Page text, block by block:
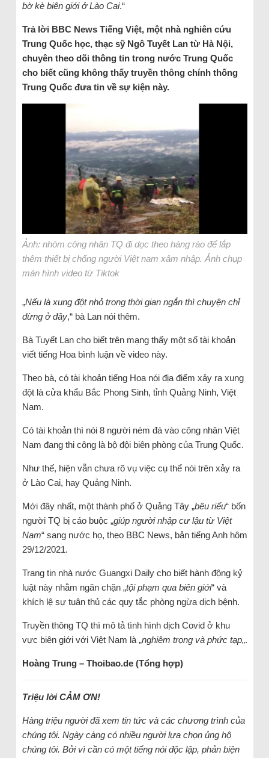
bờ kè biên giới ở Lào Cai.“
Trả lời BBC News Tiếng Việt, một nhà nghiên cứu
Trung Quốc học, thạc sỹ Ngô Tuyết Lan từ Hà Nội,
chuyên theo dõi thông tin trong nước Trung Quốc
cho biết cũng không thấy truyền thông chính thống
Trung Quốc đưa tin về sự kiện này.
Ảnh: nhóm công nhân TQ đi dọc theo hàng rào để lắp
thêm thiết bị chống người Việt nam xâm nhập. Ảnh chụp
màn hình video từ Tiktok
„Nếu là xung đột nhỏ trong thời gian ngắn thì chuyện chỉ
dừng ở đây,“ bà Lan nói thêm.
Bà Tuyết Lan cho biết trên mạng thấy một số tài khoản
viết tiếng Hoa bình luận về video này.
Theo bà, có tài khoản tiếng Hoa nói địa điểm xảy ra xung
đột là cửa khẩu Bắc Phong Sinh, tỉnh Quảng Ninh, Việt
Nam.
Có tài khoản thì nói 8 người ném đá vào công nhân Việt
Nam đang thi công là bộ đội biên phòng của Trung Quốc.
Như thế, hiện vẫn chưa rõ vụ việc cụ thể nói trên xảy ra
ở Lào Cai, hay Quảng Ninh.
Mới đây nhất, một thành phố ở Quảng Tây „bêu riếu“ bốn
người TQ bị cáo buộc „giúp người nhập cư lậu từ Việt
Nam“ sang nước họ, theo BBC News, bản tiếng Anh hôm
29/12/2021.
Trang tin nhà nước Guangxi Daily cho biết hành động kỷ
luật này nhằm ngăn chặn „tội phạm qua biên giới“ và
khích lệ sự tuân thủ các quy tắc phòng ngừa dịch bệnh.
Truyền thông TQ thì mô tả tình hình dịch Covid ở khu
vực biên giới với Việt Nam là „nghiêm trọng và phức tạp„.
Hoàng Trung – Thoibao.de (Tổng hợp)
Triệu lời CẢM ƠN!
Hàng triệu người đã xem tin tức và các chương trình của
chúng tôi. Ngày càng có nhiều người lựa chọn ủng hộ
chúng tôi. Bởi vì cần có một tiếng nói độc lập, phản biện